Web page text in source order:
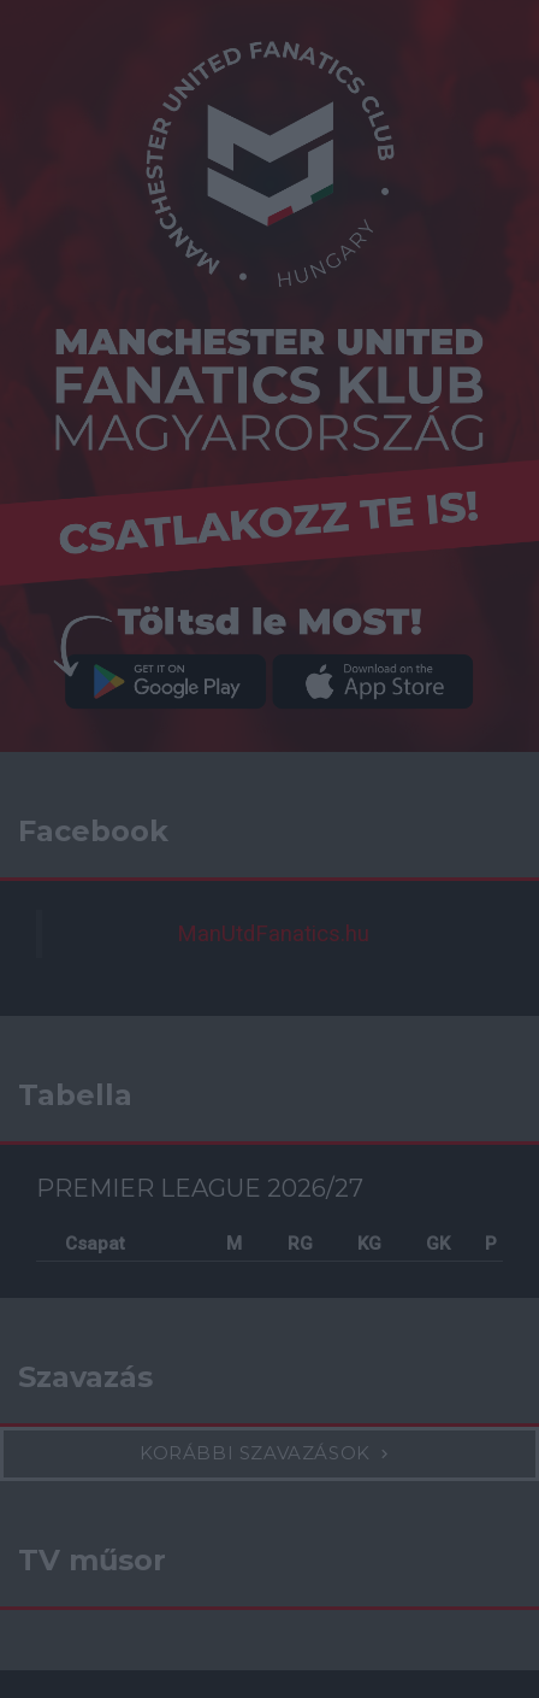
Facebook
ManUtdFanatics.hu
Tabella
PREMIER LEAGUE 2026/27
Csapat M RG KG GK P
Szavazás
KORÁBBI SZAVAZÁSOK
TV műsor